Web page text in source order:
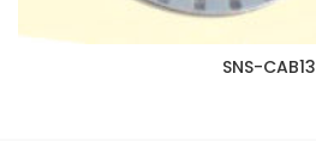
SNS-CAB13